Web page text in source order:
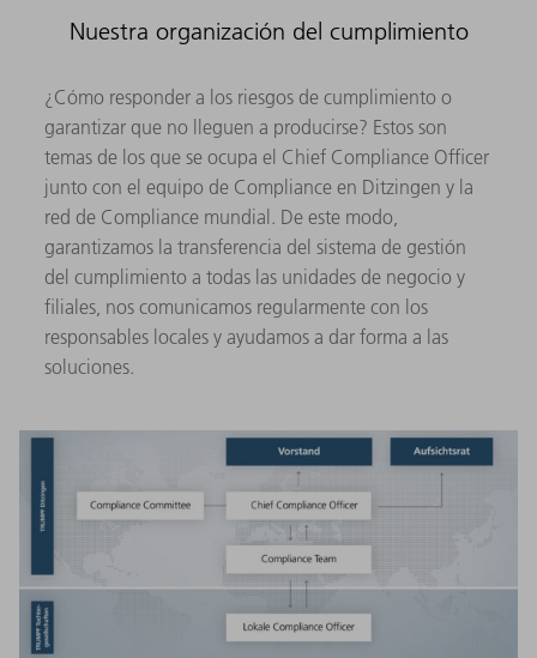
Nuestra organización del cumplimiento
¿Cómo responder a los riesgos de cumplimiento o
garantizar que no lleguen a producirse? Estos son
temas de los que se ocupa el Chief Compliance Officer
junto con el equipo de Compliance en Ditzingen y la
red de Compliance mundial. De este modo,
garantizamos la transferencia del sistema de gestión
del cumplimiento a todas las unidades de negocio y
filiales, nos comunicamos regularmente con los
responsables locales y ayudamos a dar forma a las
soluciones.